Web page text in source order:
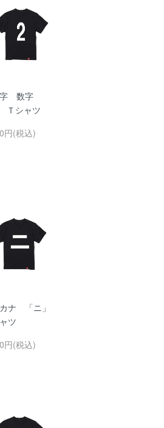
字 数字
Ｔシャツ
円(税込)
ナ 「ニ」
ツ
円(税込)